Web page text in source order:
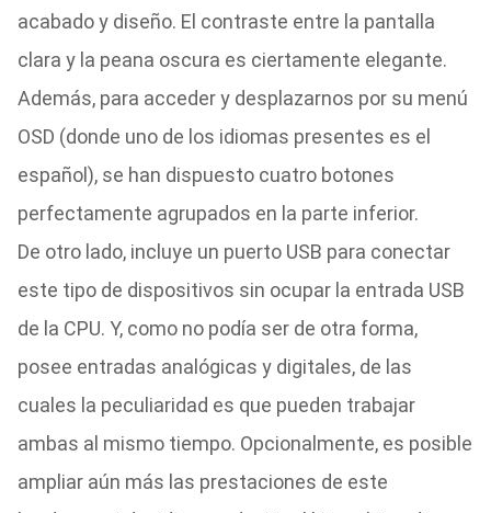
acabado y diseño. El contraste entre la pantalla
clara y la peana oscura es ciertamente elegante.
Además, para acceder y desplazarnos por su menú
OSD (donde uno de los idiomas presentes es el
español), se han dispuesto cuatro botones
perfectamente agrupados en la parte inferior.
De otro lado, incluye un puerto USB para conectar
este tipo de dispositivos sin ocupar la entrada USB
de la CPU. Y, como no podía ser de otra forma,
posee entradas analógicas y digitales, de las
cuales la peculiaridad es que pueden trabajar
ambas al mismo tiempo. Opcionalmente, es posible
ampliar aún más las prestaciones de este